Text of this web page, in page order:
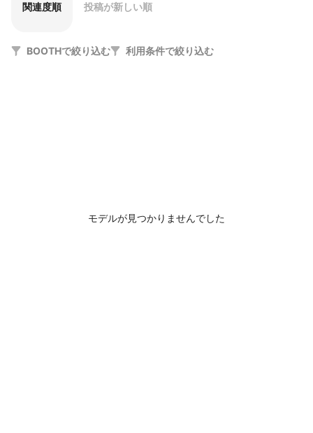
関連度順 投稿が新しい順
BOOTHで絞り込む 利用条件で絞り込む
モデルが見つかりませんでした